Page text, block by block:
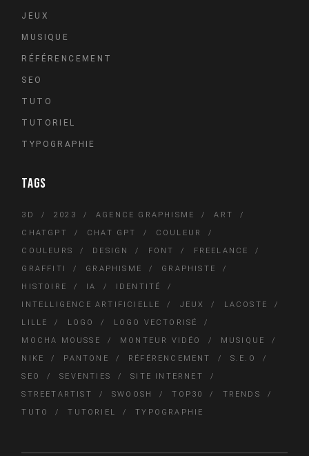
JEUX
MUSIQUE
RÉFÉRENCEMENT
SEO
TUTO
TUTORIEL
TYPOGRAPHIE
TAGS
3D 2023 AGENCE GRAPHISME
ART
CHATGPT
CHAT GPT
COULEUR
COULEURS
DESIGN FONT
FREELANCE
GRAFFITI
GRAPHISME
GRAPHISTE
HISTOIRE
IA
IDENTITÉ
INTELLIGENCE ARTIFICIELLE
JEUX
LACOSTE
LILLE
LOGO
LOGO VECTORISÉ
MOCHA MOUSSE
MONTEUR VIDÉO
MUSIQUE
NIKE
PANTONE RÉFÉRENCEMENT
S.E.O
SEO
SEVENTIES
SITE INTERNET
STREETARTIST
SWOOSH TOP30
TRENDS
TUTO
TUTORIEL TYPOGRAPHIE